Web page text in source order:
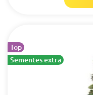
Top
Sementes extra